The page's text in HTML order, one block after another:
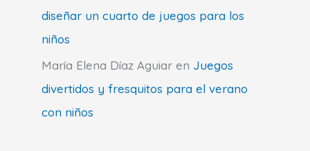
diseñar un cuarto de juegos para los
niños
María Elena Díaz Aguiar en Juegos
divertidos y fresquitos para el verano
con niños